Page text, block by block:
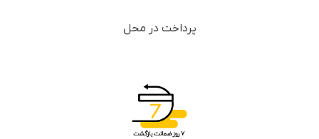
پرداخت در محل